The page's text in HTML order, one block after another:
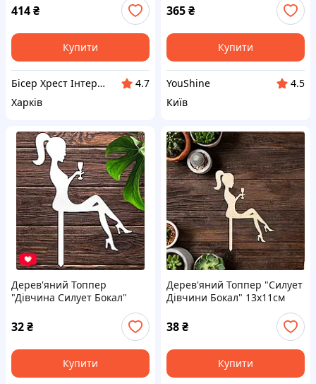
414₴
Купити
Бісер Хрест Інтернет магазин
4.7
Харків
365₴
Купити
YouShine
4.5
Київ
Дерев'яний Топпер
"Дівчина Силует Бокал"
Напис 13х11см Білий Топер
для Торта, у Букет Квіти
Фігурка з ЛДВП
32₴
Купити
Дерев'яний Топпер "Силует
Дівчини Бокал" 13х11см
Квіти Фігурка з Фанери
38₴
Купити